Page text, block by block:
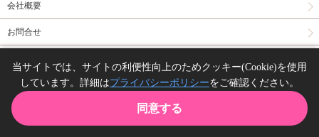
会社概要
お問合せ
Copyright(C) comicomi studio. All right reserved.
当サイトでは、サイトの利便性向上のためクッキー(Cookie)を使用
しています。詳細はプライバシーポリシーをご確認ください。
同意する